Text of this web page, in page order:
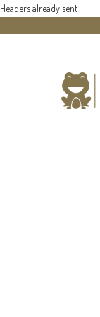
Headers already sent